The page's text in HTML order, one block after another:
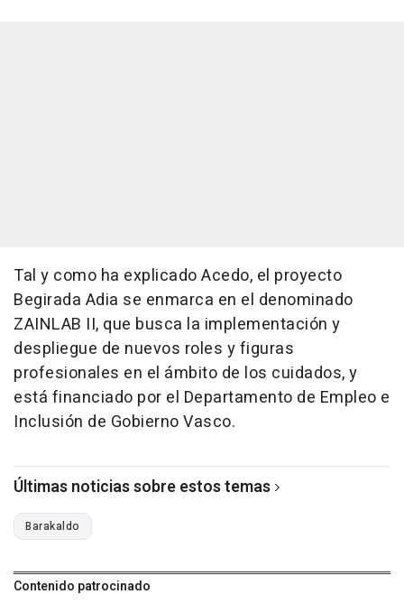
Tal y como ha explicado Acedo, el proyecto
Begirada Adia se enmarca en el denominado
ZAINLAB II, que busca la implementación y
despliegue de nuevos roles y figuras
profesionales en el ámbito de los cuidados, y
está financiado por el Departamento de Empleo e
Inclusión de Gobierno Vasco.
Últimas noticias sobre estos temas
Barakaldo
Contenido patrocinado